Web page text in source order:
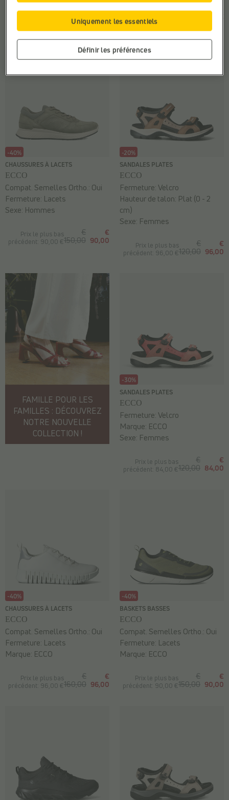
110,00 77,00
Prix le plus bas
précédent: 77,00 €
-40%
CHAUSSURES À LACETS
ECCO
Prix le plus bas
précédent: 90,00 €
€
150,00
€
90,00
Compat. Semelles Ortho.: Oui
Fermeture: Lacets
Sexe: Hommes
-20%
SANDALES PLATES
ECCO
Prix le plus bas
précédent: 96,00 €
€
120,00
€
96,00
Fermeture:Velcro
Hauteur de talon: Plat (0 - 2
cm)
Sexe: Femmes
FAMILLE POUR LES
FAMILLES : DÉCOUVREZ
NOTRE NOUVELLE
COLLECTION !
-30%
SANDALES PLATES
ECCO
Prix le plus bas
précédent: 84,00 €
€
120,00
€
84,00
Fermeture:Velcro
Marque: ECCO
Sexe: Femmes
-40%
CHAUSSURES À LACETS
ECCO
Prix le plus bas
précédent: 96,00 €
€
160,00
€
96,00
Compat. Semelles Ortho.: Oui
Fermeture: Lacets
Marque: ECCO
-40%
BASKETS BASSES
ECCO
Prix le plus bas
précédent: 90,00 €
€
150,00
€
90,00
Compat. Semelles Ortho.: Oui
Fermeture: Lacets
Marque: ECCO
Définir les préférences
Uniquement les essentiels